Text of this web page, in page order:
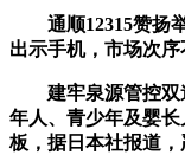
通顺12315赞扬举
出示手机，市场次
建牢泉源管控双
年人、青少年及婴
板，据日本社报道